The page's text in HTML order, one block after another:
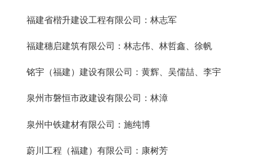
福建省楷升建设工程有限公司：林志军
福建穗启建筑有限公司：林志伟、林哲鑫、徐帆
铭宇（福建）建设有限公司：黄辉、吴儒喆、李宇
泉州市磐恒市政建设有限公司：林漳
泉州中铁建材有限公司：施纯博
蔚川工程（福建）有限公司：康树芳